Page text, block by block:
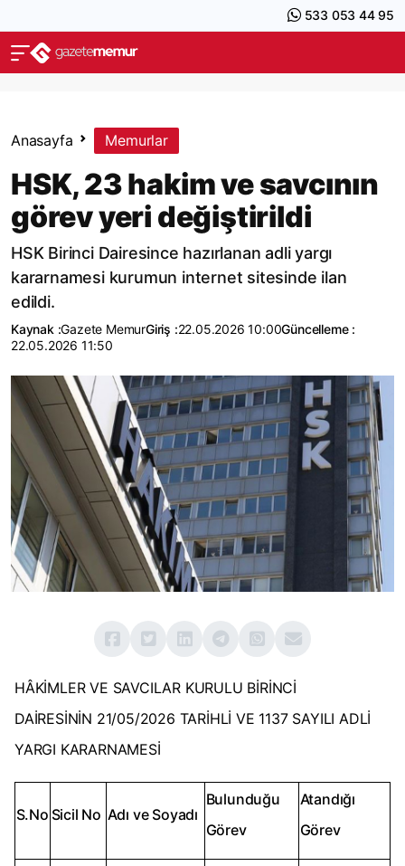
533 053 44 95
Anasayfa Memurlar
HSK, 23 hakim ve savcının
görev yeri değiştirildi
HSK Birinci Dairesince hazırlanan adli yargı
kararnamesi kurumun internet sitesinde ilan
edildi.
Kaynak :Gazete MemurGiriş :22.05.2026 10:00Güncelleme :
22.05.2026 11:50
HÂKİMLER VE SAVCILAR KURULU BİRİNCİ
DAİRESİNİN 21/05/2026 TARİHLİ VE 1137 SAYILI ADLİ
YARGI KARARNAMESİ
S.No Sicil No Adı ve Soyadı
Bulunduğu
Görev
Atandığı
Görev